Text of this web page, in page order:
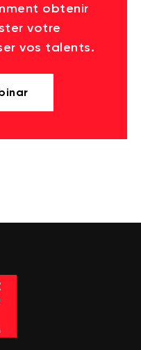
obtenir
votre
vos talents.